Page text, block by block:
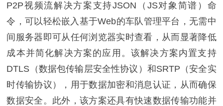
P2P视频流解决方案支持JSON（JS对象简谱）命
令，可以轻松嵌入基于Web的车队管理平台，无需中
间服务器即可从任何浏览器实时查看，从而显著降低
成本并简化解决方案的应用。该解决方案内置支持
DTLS（数据包传输层安全性协议）和SRTP（安全实
时传输协议），用于数据加密和消息认证，从而确保
数据安全。此外，该方案还具有快速数据传输功能并